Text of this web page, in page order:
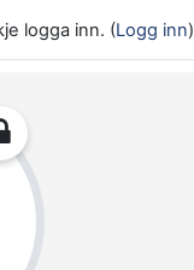
logga inn. (Logg inn)